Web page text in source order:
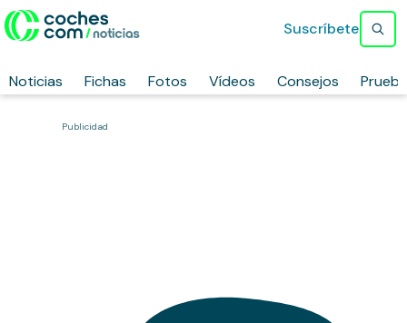
Noticias Fichas Fotos Vídeos Consejos
Suscríbete
Publicidad